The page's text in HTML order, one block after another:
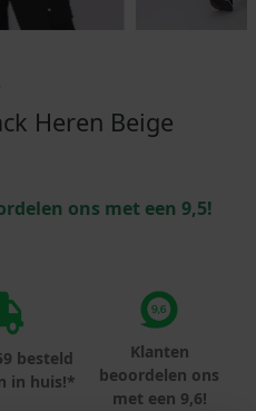
Heren Beige
ons met een 9,5!
besteld
in huis!*
Klanten
beoordelen ons
met een 9,6!